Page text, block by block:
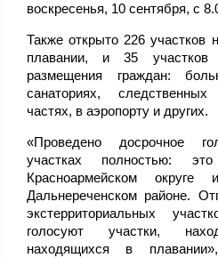
воскресенья, 10 сентября, с
Также открыто 226 участков
плавании, и 35 участков
размещения граждан:
санаториях,
частях, в аэропорту и других.
«Проведено досрочное
участках полностью:
Красноармейском
Дальнереченском районе.
экстерриториальных
голосуют участки,
находящихся в